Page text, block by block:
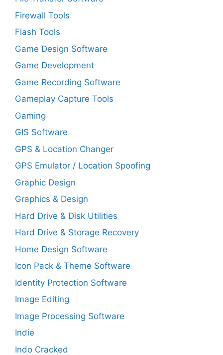
Firewall Tools
Flash Tools
Game Design Software
Game Development
Game Recording Software
Gameplay Capture Tools
Gaming
GIS Software
GPS & Location Changer
GPS Emulator / Location Spoofing
Graphic Design
Graphics & Design
Hard Drive & Disk Utilities
Hard Drive & Storage Recovery
Home Design Software
Icon Pack & Theme Software
Identity Protection Software
Image Editing
Image Processing Software
Indie
Indo Cracked